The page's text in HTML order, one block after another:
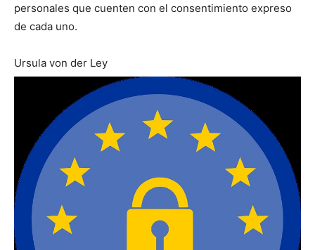
personales que cuenten con el consentimiento expreso
de cada uno.
Ursula von der Ley